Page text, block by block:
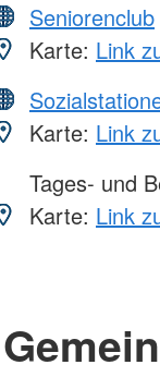
Seniorenclub
Karte: Link
Karte: Link
Tages- und
Karte: Link